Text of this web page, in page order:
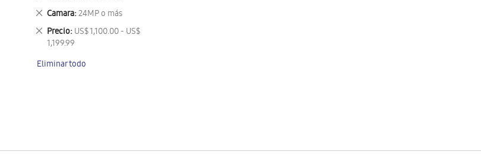
este
artículo
Camara 24MP o más
Eliminar
este
artículo
Precio US$ 1,100.00 - US$
1,199.99
Eliminar
este
Eliminar todo